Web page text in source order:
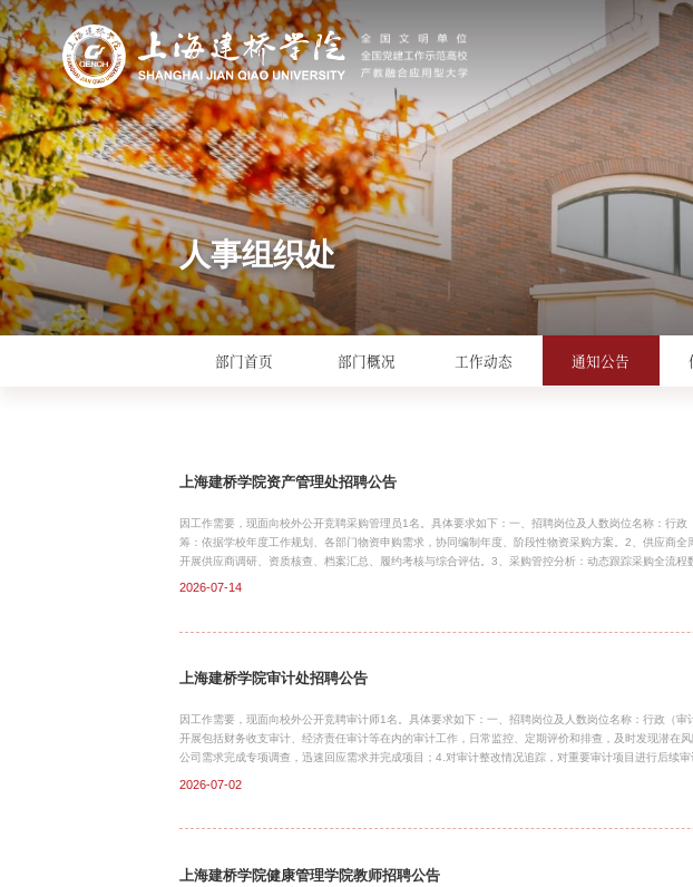
人事组织处
部门首页 部门概况 工作动态 通知公告
上海建桥学院资产管理处招聘公告
因工作需要，现面向校外公开竞聘采购管理员1名。具体要求如下：一、招聘岗位及人数岗位名称：行
筹：依据学校年度工作规划、各部门物资申购需求，协同编制年度、阶段性物资采购方案。2、供应商全
开展供应商调研、资质核查、档案汇总、履约考核与综合评估。3、采购管控分析：动态跟踪采购全流程
计、复盘分析，输出各类采购报表、工作分析材料。8、其他工作：完成上级领导交办的其他临时性采
2026-07-14
上海建桥学院审计处招聘公告
因工作需要，现面向校外公开竞聘审计师1名。具体要求如下：一、招聘岗位及人数岗位名称：行政（
开展包括财务收支审计、经济责任审计等在内的审计工作，日常监控、定期评价和排查，及时发现潜在
公司需求完成专项调查，迅速回应需求并完成项目；4.对审计整改情况追踪，对重要审计项目进行后续
师，或中级审计师，或国际注册内部审计师 CIA 等专业认证资格优先；7.较强的职业素养，品行端正，
2026-07-02
上海建桥学院健康管理学院教师招聘公告